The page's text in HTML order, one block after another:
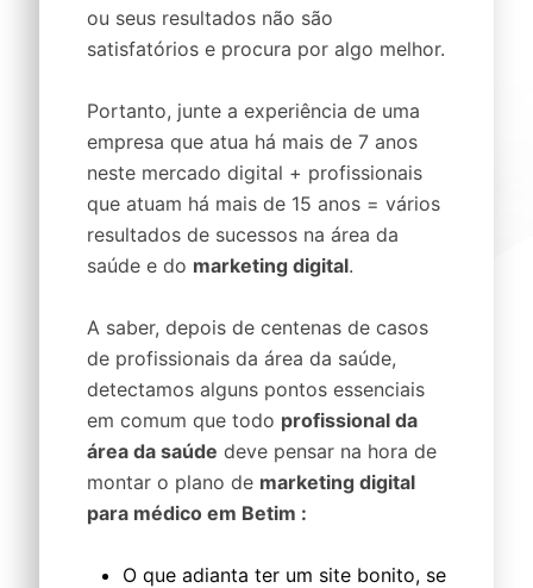
ou seus resultados não são
satisfatórios e procura por algo melhor.
Portanto, junte a experiência de uma
empresa que atua há mais de 7 anos
neste mercado digital + profissionais
que atuam há mais de 15 anos = vários
resultados de sucessos na área da
saúde e do marketing digital.
A saber, depois de centenas de casos
de profissionais da área da saúde,
detectamos alguns pontos essenciais
em comum que todo profissional da
área da saúde deve pensar na hora de
montar o plano de marketing digital
para médico em Betim :
O que adianta ter um site bonito, se